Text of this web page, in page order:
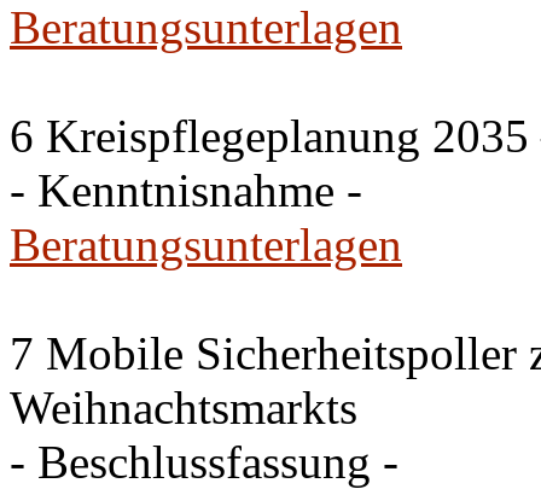
Beratungsunterlagen
6 Kreispflegeplanung
- Kenntnisnahme -
Beratungsunterlagen
7 Mobile Sicherheitspoller
Weihnachtsmarkts
- Beschlussfassung -